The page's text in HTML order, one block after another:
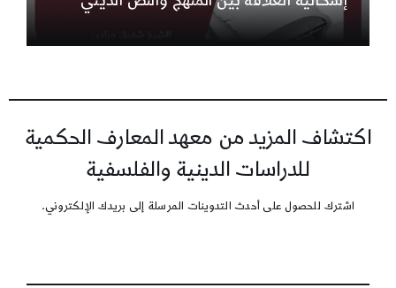
اكتشاف المزيد من معهد المعارف الحكمية
للدراسات الدينية والفلسفية
اشترك للحصول على أحدث التدوينات المرسلة إلى بريدك الإلكتروني.